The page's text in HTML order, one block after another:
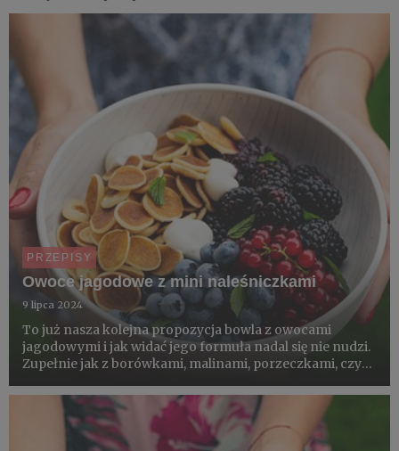
PRZEPISY
Owoce jagodowe z mini naleśniczkami
9 lipca 2024
To już nasza kolejna propozycja bowla z owocami
jagodowymi i jak widać jego formuła nadal się nie nudzi.
Zupełnie jak z borówkami, malinami, porzeczkami, czy
orzechowym i warzywnym towarzystwie. Wystarczy
odpowiedzieć s...